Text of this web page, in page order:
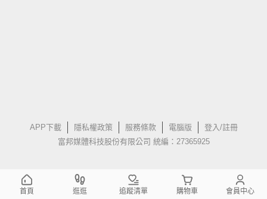
APP下載 隱私權政策 服務條款 電腦版
登入/註冊
富邦媒體科技股份有限公司 統編：27365925
首頁 逛逛 追蹤清單 購物車 會員中心